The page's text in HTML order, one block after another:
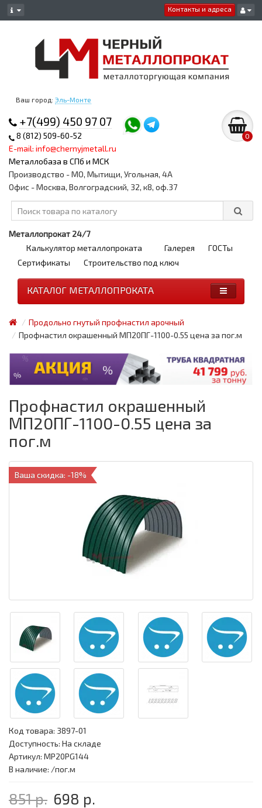
Контакты и адреса
Ваш город: Эль-Монте
+7(499) 450 97 07
8 (812) 509-60-52
E-mail: info@chernyjmetall.ru
Металлобаза в СПб и МСК
0
Производство - МО, Мытищи, Угольная, 4А
Офис - Москва, Волгоградский, 32, к8, оф.37
Металлопрокат 24/7
Калькулятор металлопроката
Галерея
ГОСТы
Сертификаты
Строительство под ключ
КАТАЛОГ МЕТАЛЛОПРОКАТА
Продольно гнутый профнастил арочный
Профнастил окрашенный МП20ПГ-1100-0.55 цена за пог.м
Профнастил окрашенный
МП20ПГ-1100-0.55 цена за
пог.м
Ваша скидка: -18%
Код товара: 3897-01
Доступность: На складе
Артикул: MP20PG144
В наличие: /пог.м
851 р. 698 р.